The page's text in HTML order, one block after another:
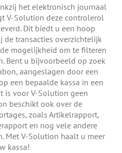
het elektronisch journaal
V-Solution deze controlerol
Dit biedt u een hoop
transacties overzichtelijk
mogelijkheid om te filteren
Bent u bijvoorbeeld op zoek
aangeslagen door een
een bepaalde kassa in een
is voor V-Solution geen
beschikt ook over de
zoals Artikelrapport,
en nog vele andere
Met V-Solution haalt u meer
kassa!